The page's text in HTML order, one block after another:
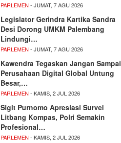
PARLEMEN - JUMAT, 7 AGU 2026
Legislator Gerindra Kartika Sandra
Desi Dorong UMKM Palembang
Lindungi…
PARLEMEN - JUMAT, 7 AGU 2026
Kawendra Tegaskan Jangan Sampai
Perusahaan Digital Global Untung
Besar,…
PARLEMEN - KAMIS, 2 JUL 2026
Sigit Purnomo Apresiasi Survei
Litbang Kompas, Polri Semakin
Profesional…
PARLEMEN - KAMIS, 2 JUL 2026